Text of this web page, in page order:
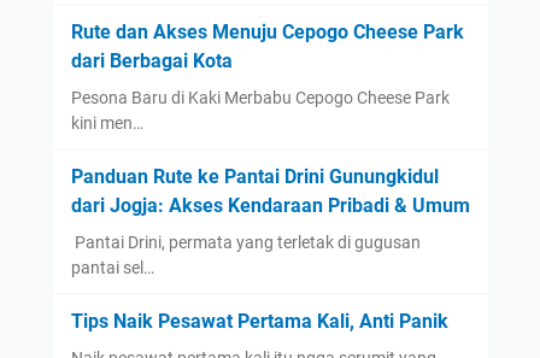
Rute dan Akses Menuju Cepogo Cheese Park
dari Berbagai Kota
Pesona Baru di Kaki Merbabu Cepogo Cheese Park
kini men…
Panduan Rute ke Pantai Drini Gunungkidul
dari Jogja: Akses Kendaraan Pribadi & Umum
​ Pantai Drini, permata yang terletak di gugusan
pantai sel…
Tips Naik Pesawat Pertama Kali, Anti Panik